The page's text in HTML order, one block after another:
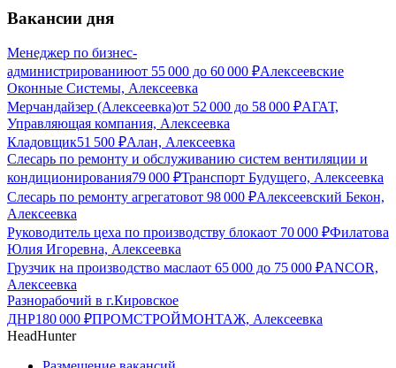
Вакансии дня
Менеджер по бизнес-
администрированиюот 55 000 до 60 000 ₽Алексеевские
Оконные Системы, Алексеевка
Мерчандайзер (Алексеевка)от 52 000 до 58 000 ₽АГАТ,
Управляющая компания, Алексеевка
Кладовщик51 500 ₽Алан, Алексеевка
Слесарь по ремонту и обслуживанию систем вентиляции и
кондиционирования79 000 ₽Транспорт Будущего, Алексеевка
Слесарь по ремонту агрегатовот 98 000 ₽Алексеевский Бекон,
Алексеевка
Руководитель цеха по производству блокаот 70 000 ₽Филатова
Юлия Игоревна, Алексеевка
Грузчик на производство маслаот 65 000 до 75 000 ₽ANCOR,
Алексеевка
Разнорабочий в г.Кировское
ДНР180 000 ₽ПРОМСТРОЙМОНТАЖ, Алексеевка
HeadHunter